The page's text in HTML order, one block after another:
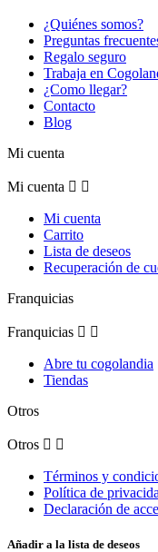
¿Quiénes somos?
Preguntas
Regalo seguro
Trabaja en
¿Como llegar?
Contacto
Blog
Mi cuenta
Mi cuenta  
Mi cuenta
Carrito
Lista de deseos
Recuperación de
Franquicias
Franquicias  
Abre tu cogolandia
Tiendas
Otros
Otros  
Términos y
Política de
Declaración de
Añadir a la lista de deseos